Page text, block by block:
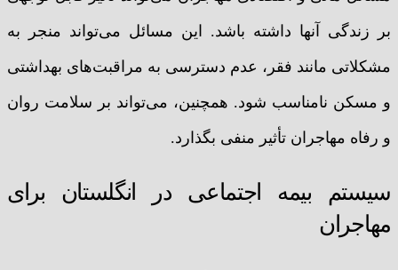
بر زندگی آنها داشته باشد. این مسائل می‌تواند منجر به
مشکلاتی مانند فقر، عدم دسترسی به مراقبت‌های بهداشتی
و مسکن نامناسب شود. همچنین، می‌تواند بر سلامت روان
و رفاه مهاجران تأثیر منفی بگذارد.
سیستم بیمه اجتماعی در انگلستان برای
مهاجران